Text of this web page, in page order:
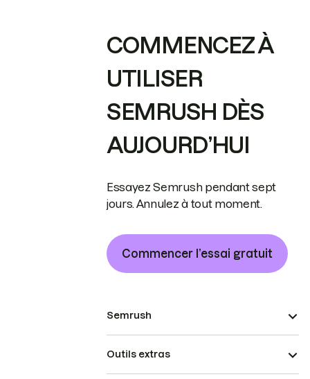
COMMENCEZ À
UTILISER
SEMRUSH DÈS
AUJOURD’HUI
Essayez Semrush pendant sept
jours. Annulez à tout moment.
Commencer l’essai gratuit
Semrush
Outils extras